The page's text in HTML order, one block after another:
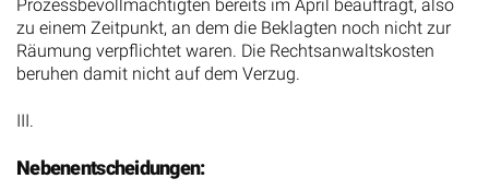
Prozessbevollmächtigten bereits im April beauftragt, also
zu einem Zeitpunkt, an dem die Beklagten noch nicht zur
Räumung verpflichtet waren. Die Rechtsanwaltskosten
beruhen damit nicht auf dem Verzug.
III.
Nebenentscheidungen: